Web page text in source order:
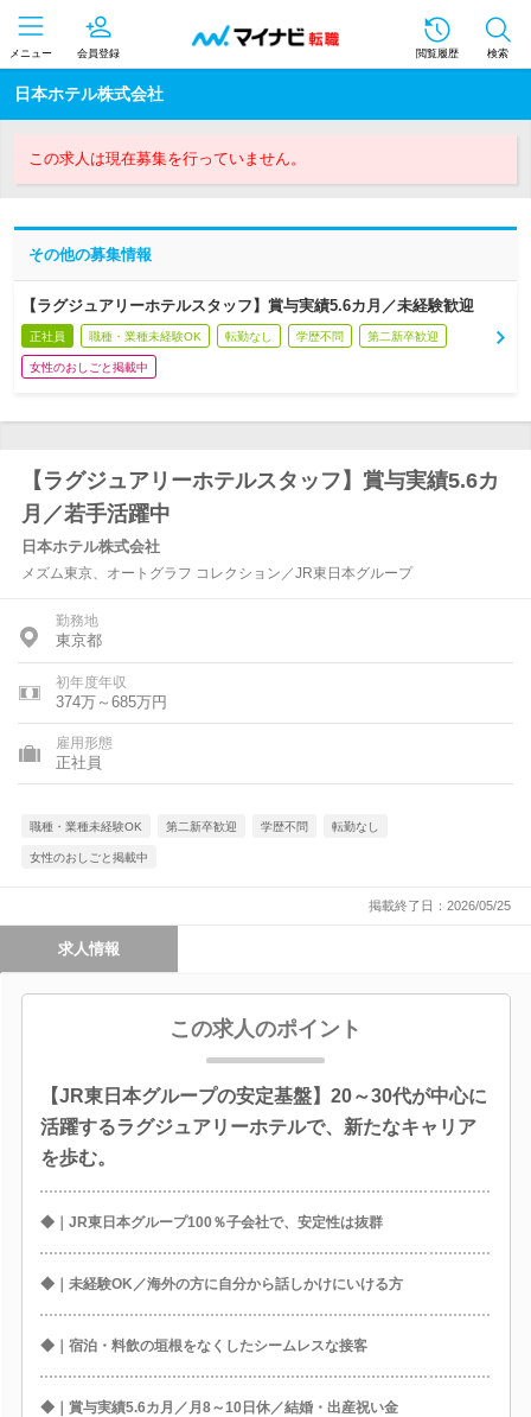
メニュー 会員登録 閲覧履歴 検索
日本ホテル株式会社
この求人は現在募集を行っていません。
その他の募集情報
【ラグジュアリーホテルスタッフ】賞与実績5.6カ月／未経験歓迎
正社員 職種・業種未経験OK 転勤なし 学歴不問 第二新卒歓迎
女性のおしごと掲載中
【ラグジュアリーホテルスタッフ】賞与実績5.6カ
月／若手活躍中
日本ホテル株式会社
メズム東京、オートグラフ コレクション／JR東日本グループ
勤務地
東京都
初年度年収
374万～685万円
雇用形態
正社員
職種・業種未経験OK 第二新卒歓迎 学歴不問 転勤なし
女性のおしごと掲載中
掲載終了日：2026/05/25
求人情報
この求人のポイント
【JR東日本グループの安定基盤】20～30代が中心に
活躍するラグジュアリーホテルで、新たなキャリア
を歩む。
◆｜JR東日本グループ100％子会社で、安定性は抜群
◆｜未経験OK／海外の方に自分から話しかけにいける方
◆｜宿泊・料飲の垣根をなくしたシームレスな接客
◆｜賞与実績5.6カ月／月8～10日休／結婚・出産祝い金